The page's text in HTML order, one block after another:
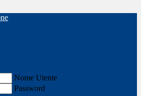
Nome Utente
Password